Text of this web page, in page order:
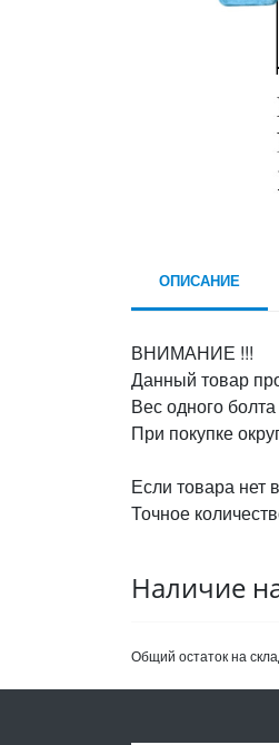
ОПИСАНИЕ
ВНИМАНИЕ !!!
Данный товар
Вес одного
При покупке
Если товара нет
Точное
Наличие
Общий остаток на